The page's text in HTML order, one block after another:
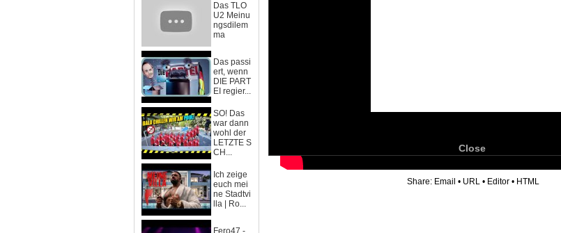
Das TLO
U2 Meinu
ngsdilem
ma
Das passi
ert, wenn
DIE PART
EI regier...
SO! Das
war dann
wohl der
LETZTE S
CH...
Ich zeige
euch mei
ne Stadtvi
lla | Ro...
Fero47 -
Close
Share: Email • URL • Editor • HTML